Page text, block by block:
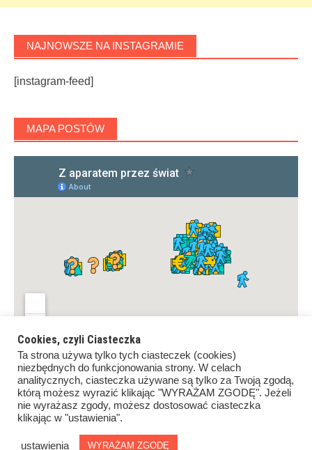
NAJNOWSZE NA INSTAGRAMIE
[instagram-feed]
MAPA POSTÓW
Proudly powered byWordPress.|Theme: Awaken by
Cookies, czyli Ciasteczka
Ta strona używa tylko tych ciasteczek (cookies)
niezbędnych do funkcjonowania strony. W celach
analitycznych, ciasteczka używane są tylko za Twoją zgodą,
którą możesz wyrazić klikając "WYRAŻAM ZGODĘ". Jeżeli
nie wyrażasz zgody, możesz dostosować ciasteczka
klikając w "ustawienia".
ustawienia WYRAŻAM ZGODĘ